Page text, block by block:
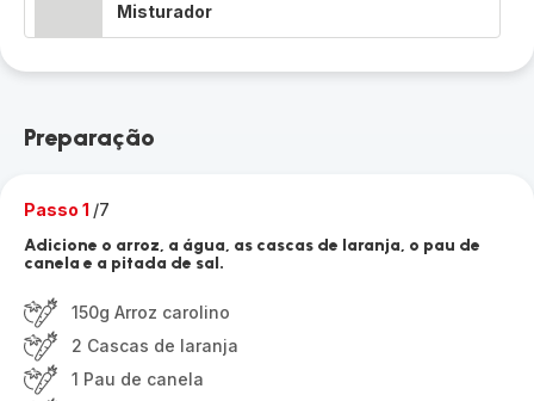
Misturador
Preparação
Passo 1 /7
Adicione o arroz, a água, as cascas de laranja, o pau de
canela e a pitada de sal.
150g Arroz carolino
2 Cascas de laranja
1 Pau de canela